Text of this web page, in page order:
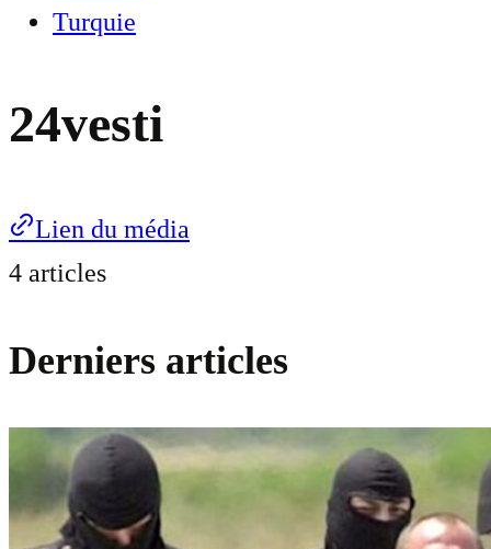
Turquie
24vesti
Lien du média
4 articles
Derniers articles